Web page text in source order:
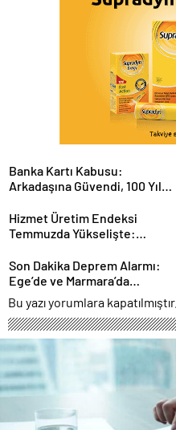
Banka Kartı Kabusu:
Arkadaşına Güvendi, 100 Yıl
Hizmet Üretim Endeksi
Temmuzda Yükselişte:
Son Dakika Deprem Alarmı:
Ege’de ve Marmara’da
Sarsıntılar!
Bu yazı yorumlara kapatılmıştır.